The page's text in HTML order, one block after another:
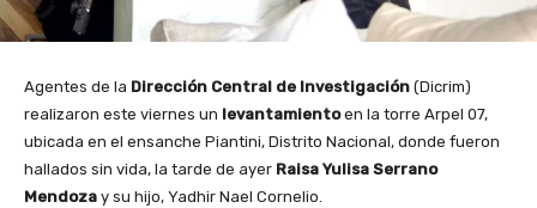
Agentes de la Dirección Central de Investigación (Dicrim)
realizaron este viernes un levantamientoen la torre Arpel 07,
ubicada en el ensanche Piantini, Distrito Nacional, donde fueron
hallados sin vida, la tarde de ayer Raisa Yulisa Serrano
Mendoza y su hijo, Yadhir Nael Cornelio.